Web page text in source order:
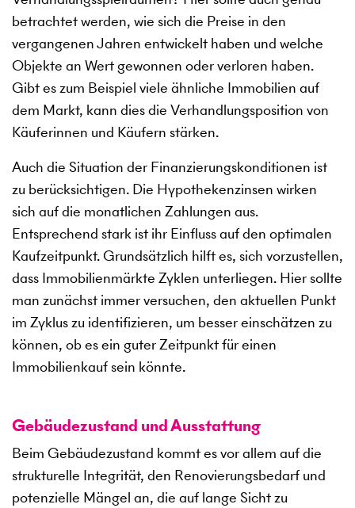
betrachtet werden, wie sich die Preise in den
vergangenen Jahren entwickelt haben und welche
Objekte an Wert gewonnen oder verloren haben.
Gibt es zum Beispiel viele ähnliche Immobilien auf
dem Markt, kann dies die Verhandlungsposition von
Käuferinnen und Käufern stärken.
Auch die Situation der Finanzierungskonditionen ist
zu berücksichtigen. Die Hypothekenzinsen wirken
sich auf die monatlichen Zahlungen aus.
Entsprechend stark ist ihr Einfluss auf den optimalen
Kaufzeitpunkt. Grundsätzlich hilft es, sich vorzustellen,
dass Immobilienmärkte Zyklen unterliegen. Hier sollte
man zunächst immer versuchen, den aktuellen Punkt
im Zyklus zu identifizieren, um besser einschätzen zu
können, ob es ein guter Zeitpunkt für einen
Immobilienkauf sein könnte.
Gebäudezustand und Ausstattung
Beim Gebäudezustand kommt es vor allem auf die
strukturelle Integrität, den Renovierungsbedarf und
potenzielle Mängel an, die auf lange Sicht zu